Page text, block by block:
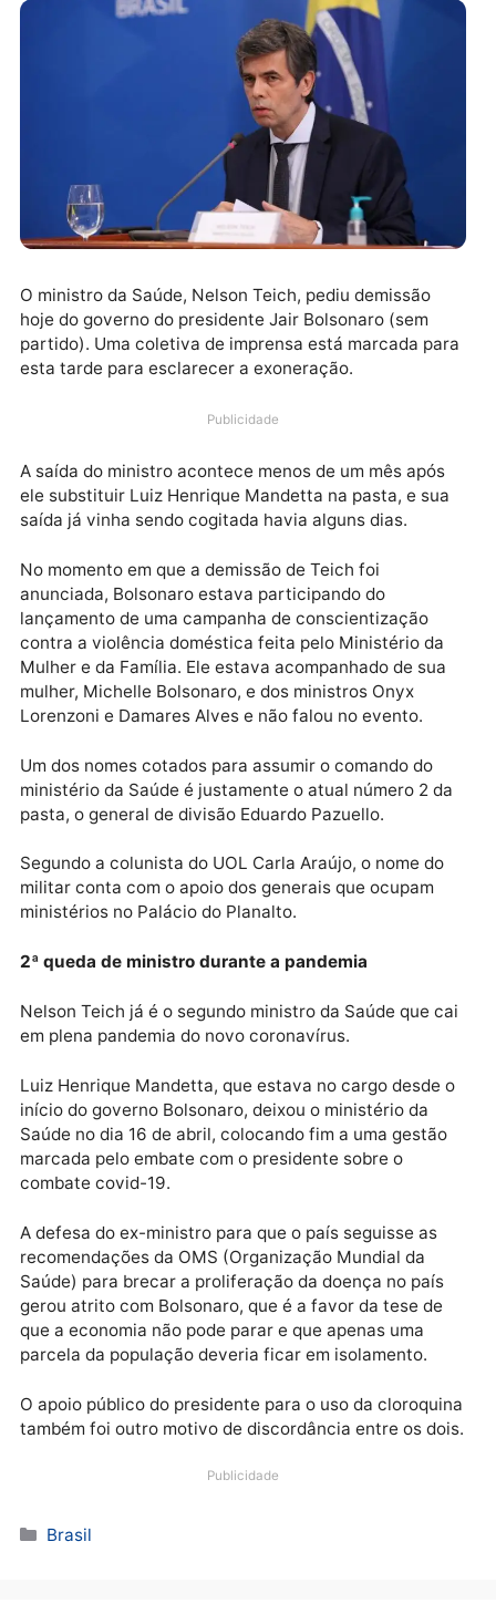
Instagram %0Ahttps://www.instagram.com/
target="_blank" rel="nofollow">
O ministro da Saúde, Nelson Teich, pediu demissão
partido). Uma coletiva de imprensa está marcada
esta tarde para esclarecer a exoneração.
Publicidade
A saída do ministro acontece menos de um mês após
ele substituir Luiz Henrique Mandetta na pasta, e
saída já vinha sendo cogitada havia alguns dias.
No momento em que a demissão de Teich foi
anunciada, Bolsonaro estava participando do
lançamento de uma campanha de conscientização
contra a violência doméstica feita pelo Ministério da
mulher, Michelle Bolsonaro, e dos ministros Onyx
Lorenzoni e Damares Alves e não falou no evento.
ministério da Saúde é justamente o atual número 2
pasta, o general de divisão Eduardo Pazuello.
militar conta com o apoio dos generais que ocupam
ministérios no Palácio do Planalto.
2ª queda de ministro durante a pandemia
Nelson Teich já é o segundo ministro da Saúde que
em plena pandemia do novo coronavírus.
Luiz Henrique Mandetta, que estava no cargo desde
início do governo Bolsonaro, deixou o ministério da
Saúde no dia 16 de abril, colocando fim a uma gestão
combate covid-19.
A defesa do ex-ministro para que o país seguisse as
gerou atrito com Bolsonaro, que é a favor da tese de